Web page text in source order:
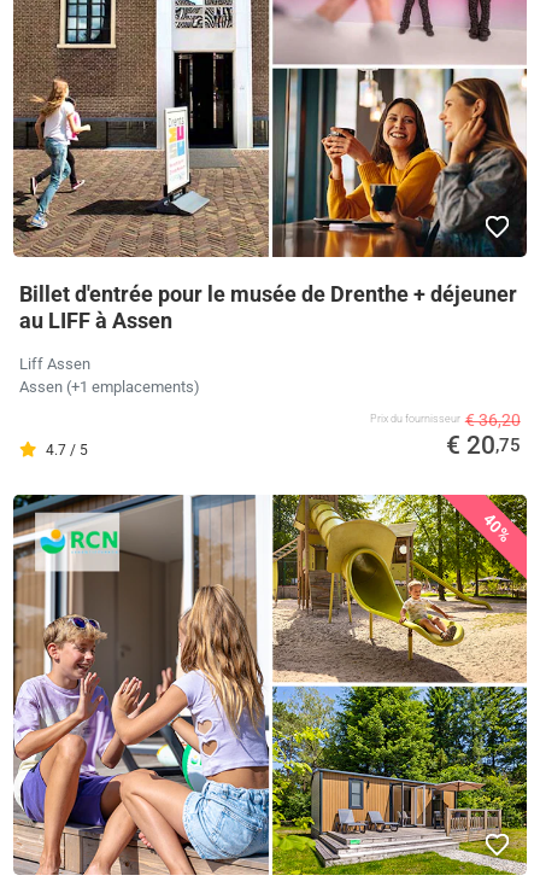
Billet d'entrée pour le musée de Drenthe + déjeuner
au LIFF à Assen
Liff Assen
Assen (+1 emplacements)
4.7 / 5
Prix ​​du fournisseur € 36,20
€ 20,75
40%